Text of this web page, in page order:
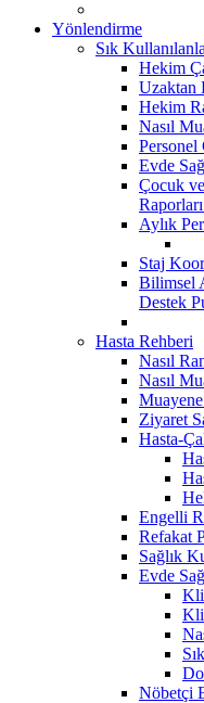
Yönlendirme
Sık
Hekim
Uzaktan
Hekim
Nasıl
Personel
Evde
Çocuk
Aylık
Staj
Bilimsel
Destek
Hasta Rehberi
Nasıl
Nasıl
Ziyaret
Hasta-
Engelli
Refakat
Sağlık
Evde
Nöbetçi